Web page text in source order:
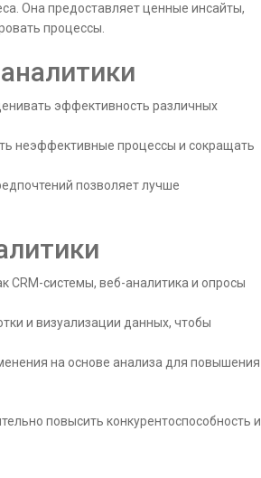
Она предоставляет ценные инсайты,
процессы.
эффективность различных
неэффективные процессы и сокращать
позволяет лучше
CRM-системы, веб-аналитика и опросы
и визуализации данных, чтобы
на основе анализа для повышения
повысить конкурентоспособность и